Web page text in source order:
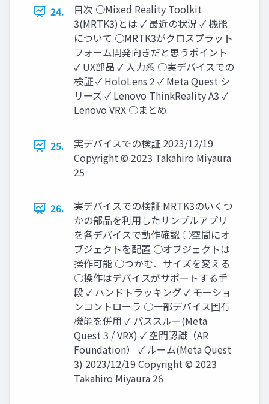
24.
目次 ○Mixed Reality Toolkit
3(MRTK3)とは ✓ 最近の状況 ✓ 機能
について ○MRTK3がクロスプラット
フォーム開発向きだと思うポイント
✓ UX部品 ✓ 入力系 ○実デバイスでの
検証 ✓ HoloLens 2 ✓ Meta Quest シ
リーズ ✓ Lenovo ThinkReality A3 ✓
Lenovo VRX ○まとめ
25.
実デバイスでの検証 2023/12/19
Copyright © 2023 Takahiro Miyaura
25
26.
実デバイスでの検証 MRTK3のいくつ
かの部品を利用したサンプルアプリ
を各デバイスで動作確認 ○空間にオ
ブジェクトを配置 ○オブジェクトは
操作可能 ○つかむ、サイズを変える
○操作はデバイスがサポートする手
段 ✓ ハンドトラッキング ✓ モーショ
ンコントローラ ○一部デバイス固有
機能を併用 ✓ パススルー(Meta
Quest 3 / VRX) ✓ 空間認識（AR
Foundation） ✓ ルーム(Meta Quest
3) 2023/12/19 Copyright © 2023
Takahiro Miyaura 26